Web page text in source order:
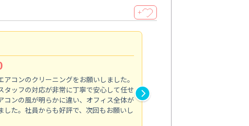
＋
コンのクリーニングをお願いしました。
タッフの対応が非常に丁寧で安心して任せ
コンの風が明らかに違い、オフィス全体が
した。社員からも好評で、次回もお願いし